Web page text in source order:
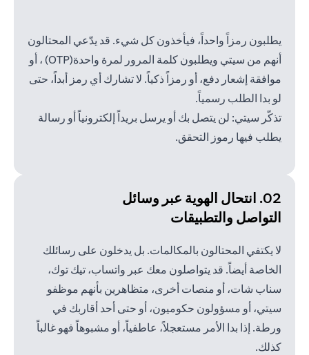
يطلبون رمزاً واحداً، فيأخذون كل شيء. قد يدّعي المحتالون
أنهم من سيتي ويطلبون كلمة المرور لمرة واحدة(OTP) ، أو
موافقة إشعار دفع، أو رمزاً ذكياً. لا تشارك أي رمز أبداً، حتى
لو بدا الطلب رسمياً.
تذكّر سيتي: لن يتصل بك أو يرسل بريداً إلكترونياً أو رسالة
يطلب فيها رموز التحقق.
02. انتحال الهوية عبر وسائل
التواصل والتطبيقات
لا يكتفي المحتالون بالمكالمات. بل يدخلون على رسائلك
الخاصة أيضاً. قد يتواصلون معك عبر واتساب، تيك توك،
سناب شات، أو منصات أخرى، متظاهرين بأنهم موظفو
سيتي، أو مسؤولون حكوميون، أو حتى أحد أقاربك في
ورطة. إذا بدا الأمر مستعجلاً، عاطفياً، أو مشبوهاً فهو غالباً
كذلك.